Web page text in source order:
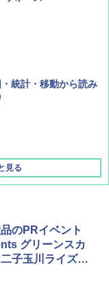
年 9 月号【特別付録:
ランダム2種】
統計・移動から読み
見る
ン 山善] ポップアッ
て畳める パッとサ
ブ フルクローズ メ
ッチテント キャンプ
ロ ドーム 1 EX BDK
プ ポリエステル フ
のPRイベント
グリーンスカ
子玉川ライズで